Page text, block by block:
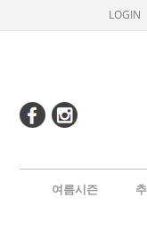
LOGIN
여름시즌